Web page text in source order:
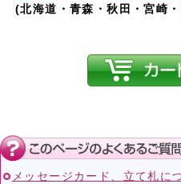
(北海道・青森・秋田・宮崎
メッセージカード、立て札に